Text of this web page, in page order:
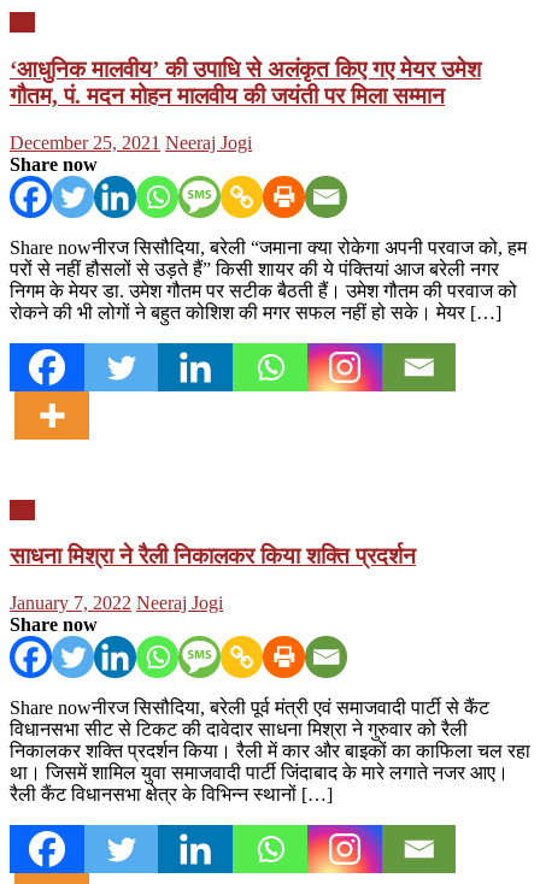
‘आधुनिक मालवीय’ की उपाधि से अलंकृत किए गए मेयर उमेश
गौतम, पं. मदन मोहन मालवीय की जयंती पर मिला सम्‍मान
Posted
on
December 25, 2021 Author
Neeraj Jogi
Share now
Share nowनीरज सिसौदिया, बरेली “जमाना क्‍या रोकेगा अपनी परवाज को, हम
परों से नहीं हौसलों से उड़ते हैं” किसी शायर की ये पंक्तियां आज बरेली नगर
निगम के मेयर डा. उमेश गौतम पर सटीक बैठती हैं। उमेश गौतम की परवाज को
रोकने की भी लोगों ने बहुत कोशिश की मगर सफल नहीं हो सके। मेयर […]
साधना मिश्रा ने रैली निकालकर किया शक्ति प्रदर्शन
Posted
on
January 7, 2022 Author
Neeraj Jogi
Share now
Share nowनीरज सिसौदिया, बरेली पूर्व मंत्री एवं समाजवादी पार्टी से कैंट
विधानसभा सीट से टिकट की दावेदार साधना मिश्रा ने गुरुवार को रैली
निकालकर शक्ति प्रदर्शन किया। रैली में कार और बाइकों का काफिला चल रहा
था। जिसमें शामिल युवा समाजवादी पार्टी जिंदाबाद के मारे लगाते नजर आए।
रैली कैंट विधानसभा क्षेत्र के विभिन्न स्थानों […]